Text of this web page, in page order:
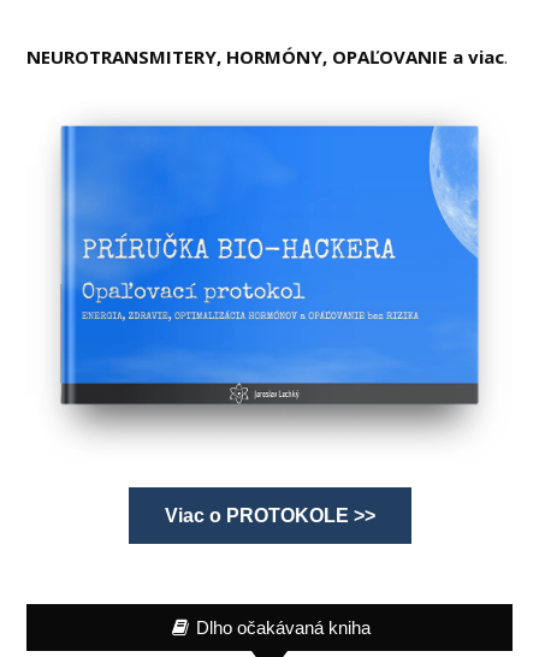
NEUROTRANSMITERY, HORMÓNY, OPAĽOVANIE a viac.
Viac o PROTOKOLE >>
Dlho očakávaná kniha